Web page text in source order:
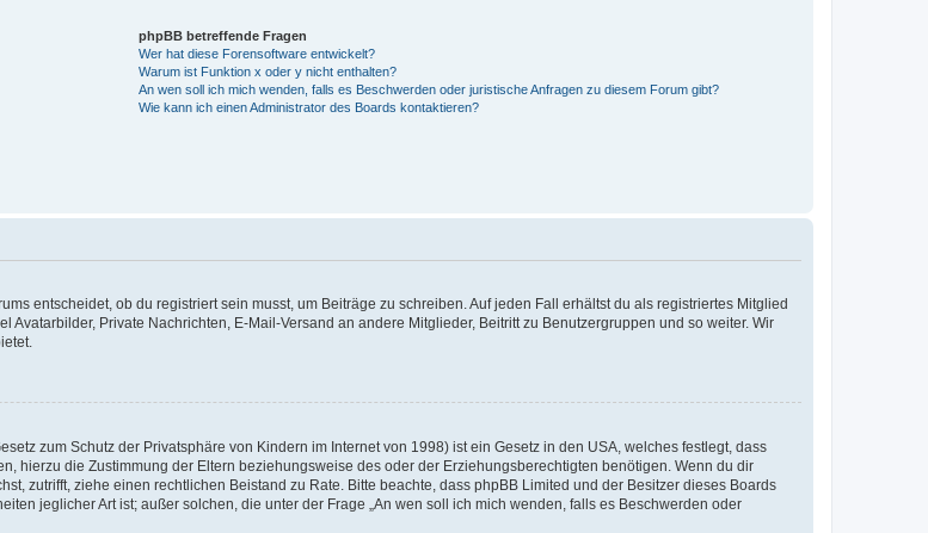
phpBB betreffende Fragen
Wer hat diese Forensoftware entwickelt?
Warum ist Funktion x oder y nicht enthalten?
An wen soll ich mich wenden, falls es Beschwerden oder juristische Anfragen zu diesem Forum gibt?
Wie kann ich einen Administrator des Boards kontaktieren?
entscheidet, ob du registriert sein musst, um Beiträge zu schreiben. Auf jeden Fall erhältst du als registriertes Mitglied
Private Nachrichten, E-Mail-Versand an andere Mitglieder, Beitritt zu Benutzergruppen und so weiter. Wir
zum Schutz der Privatsphäre von Kindern im Internet von 1998) ist ein Gesetz in den USA, welches festlegt, dass
hierzu die Zustimmung der Eltern beziehungsweise des oder der Erziehungsberechtigten benötigen. Wenn du dir
zutrifft, ziehe einen rechtlichen Beistand zu Rate. Bitte beachte, dass phpBB Limited und der Besitzer dieses Boards
jeglicher Art ist; außer solchen, die unter der Frage „An wen soll ich mich wenden, falls es Beschwerden oder